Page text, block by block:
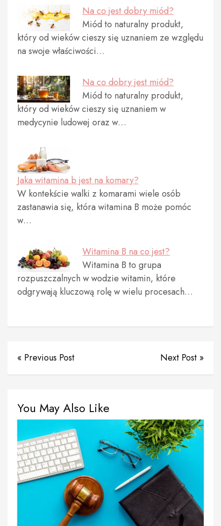
Na co jest dobry miód?
Miód to naturalny produkt,
który od wieków cieszy się uznaniem ze względu
na swoje właściwości…
Na co dobry jest miód?
Miód to naturalny produkt,
który od wieków cieszy się uznaniem w
medycynie ludowej oraz w…
Jaka witamina b jest na komary?
W kontekście walki z komarami wiele osób
zastanawia się, która witamina B może pomóc
w…
Witamina B na co jest?
Witamina B to grupa
rozpuszczalnych w wodzie witamin, które
odgrywają kluczową rolę w wielu procesach…
« Previous Post Next Post »
You May Also Like